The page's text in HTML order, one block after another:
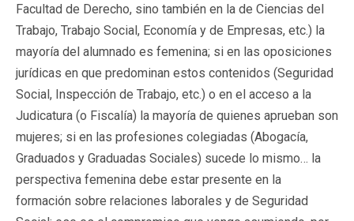
Facultad de Derecho, sino también en la de Ciencias del
Trabajo, Trabajo Social, Economía y de Empresas, etc.) la
mayoría del alumnado es femenina; si en las oposiciones
jurídicas en que predominan estos contenidos (Seguridad
Social, Inspección de Trabajo, etc.) o en el acceso a la
Judicatura (o Fiscalía) la mayoría de quienes aprueban son
mujeres; si en las profesiones colegiadas (Abogacía,
Graduados y Graduadas Sociales) sucede lo mismo… la
perspectiva femenina debe estar presente en la
formación sobre relaciones laborales y de Seguridad